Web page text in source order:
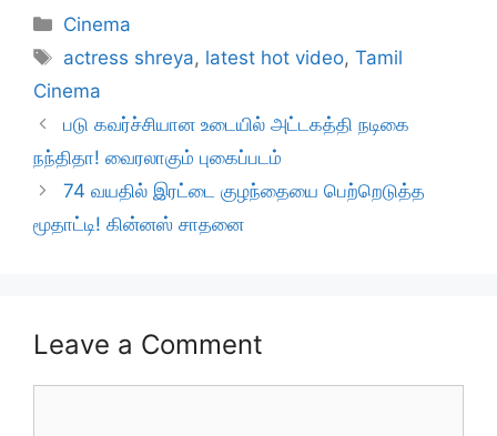
Categories
Cinema
Tags
actress shreya, latest hot video,Tamil
Cinema
படு கவர்ச்சியான உடையில் அட்டகத்தி நடிகை
நந்திதா! வைரலாகும் புகைப்படம்
74 வயதில் இரட்டை குழந்தையை பெற்றெடுத்த
மூதாட்டி! கின்னஸ் சாதனை
Leave a Comment